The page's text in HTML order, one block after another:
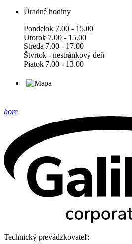
Úradné hodiny
Pondelok 7.00 - 15.00
Utorok 7.00 - 15.00
Streda 7.00 - 17.00
Štvrtok - nestránkový deň
Piatok 7.00 - 13.00
hore
Technický prevádzkovateľ: